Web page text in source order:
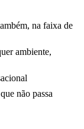
na faixa de
ambiente,
não passa